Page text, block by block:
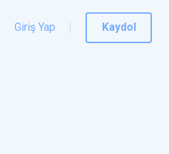
Giriş Yap Kaydol